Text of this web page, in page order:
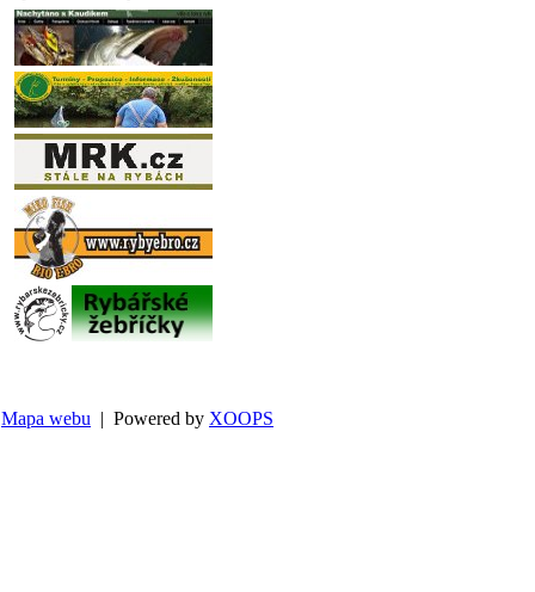
Mapa webu | Powered by XOOPS